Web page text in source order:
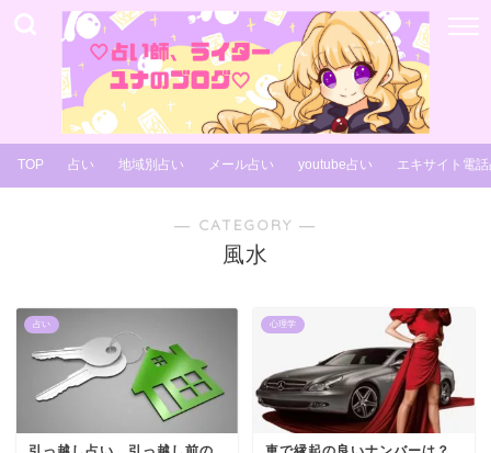
TOP 占い 地域別占い メール占い youtube占い エキサイト電
― CATEGORY ―
風水
占い 心理学